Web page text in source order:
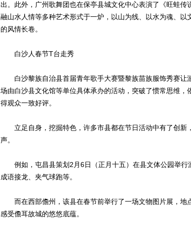
出。此外，广州歌舞团也在保亭县城文化中心表演了《旺蛙传
融山水人情等多种艺术形式于一炉，以山为线、以水为魂、以
的风情长卷。
白沙人春节T台走秀
白沙黎族自治县首届青年歌手大赛暨黎族苗族服饰秀赛让
场由白沙县文化馆等单位具体承办的活动，突破了惯常思维，
得观众一致好评。
立足自身，挖掘特色，许多市县都在节日活动中有了创新
声。
例如，屯昌县策划2月6日（正月十五）在县文体公园举行
成语接龙、夹气球跑等。
而在西部儋州，该县在春节前举行了一场文物图片展，地
感受儋耳故城的悠悠底蕴。